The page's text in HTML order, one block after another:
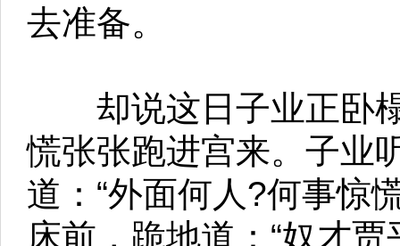
去准备。
却说这日子业正卧榻
慌张张跑进宫来。子业
道：“外面何人?何事惊
床前，跪地道：“奴才